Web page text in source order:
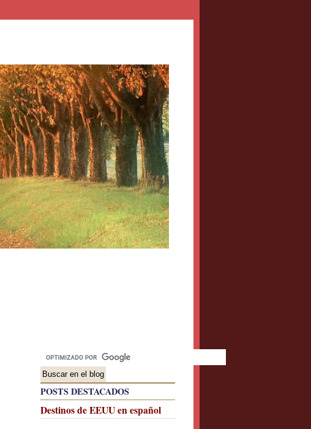
POSTS DESTACADOS
Destinos de EEUU en español